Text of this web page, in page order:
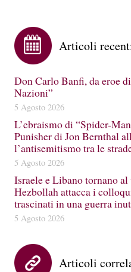
Articoli
Don Carlo Banfi, da eroe
Nazioni”
5 Agosto 2026
L’ebraismo di “Spider-
Punisher di Jon Bernthal
l’antisemitismo tra le
5 Agosto 2026
Israele e Libano tornano
Hezbollah attacca i
trascinati in una guerra
5 Agosto 2026
Articoli